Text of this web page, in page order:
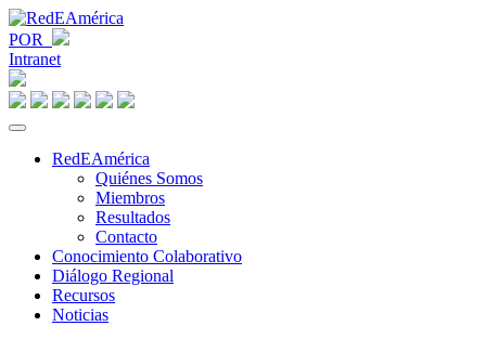
POR
Intranet
RedEAmérica
Quiénes Somos
Miembros
Resultados
Contacto
Conocimiento Colaborativo
Diálogo Regional
Recursos
Noticias